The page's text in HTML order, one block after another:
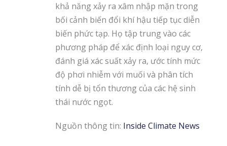
khả năng xảy ra xâm nhập mặn trong
bối cảnh biến đổi khí hậu tiếp tục diễn
biến phức tạp. Họ tập trung vào các
phương pháp để xác định loại nguy cơ,
đánh giá xác suất xảy ra, ước tính mức
độ phơi nhiễm với muối và phân tích
tính dễ bị tổn thương của các hệ sinh
thái nước ngọt.
Nguồn thông tin: Inside Climate News